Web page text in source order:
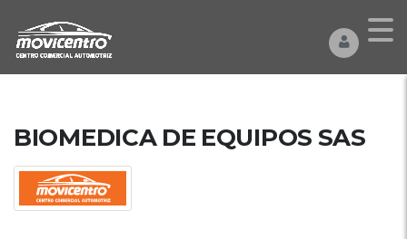
BIOMEDICA DE EQUIPOS SAS